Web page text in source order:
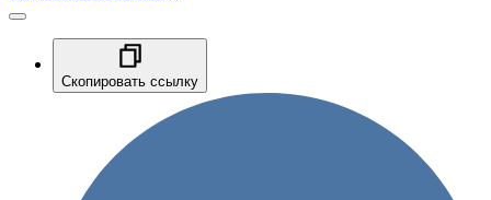
Скопировать ссылку